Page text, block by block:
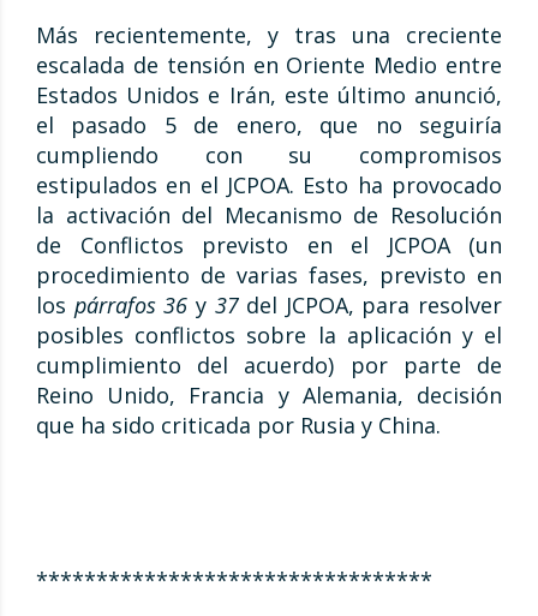
Más recientemente, y tras una creciente
escalada de tensión en Oriente Medio entre
Estados Unidos e Irán, este último anunció,
el pasado 5 de enero, que no seguiría
cumpliendo con su compromisos
estipulados en el JCPOA. Esto ha provocado
la activación del Mecanismo de Resolución
de Conflictos previsto en el JCPOA (un
procedimiento de varias fases, previsto en
los párrafos 36 y 37del JCPOA, para resolver
posibles conflictos sobre la aplicación y el
cumplimiento del acuerdo) por parte de
Reino Unido, Francia y Alemania, decisión
que ha sido criticada por Rusia y China.
*********************************